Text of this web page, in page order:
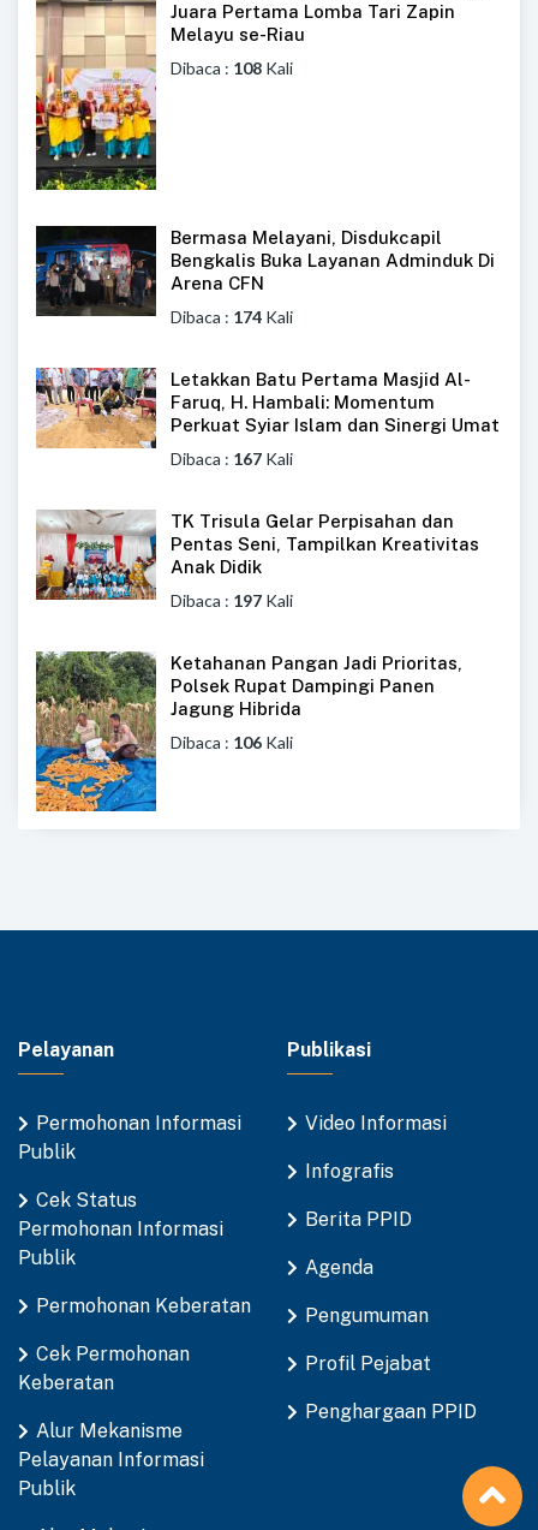
Juara Pertama Lomba Tari Zapin
Melayu se-Riau
Dibaca : 108 Kali
Bermasa Melayani, Disdukcapil
Bengkalis Buka Layanan Adminduk Di
Arena CFN
Dibaca : 174 Kali
Letakkan Batu Pertama Masjid Al-
Faruq, H. Hambali: Momentum
Perkuat Syiar Islam dan Sinergi Umat
Dibaca : 167 Kali
TK Trisula Gelar Perpisahan dan
Pentas Seni, Tampilkan Kreativitas
Anak Didik
Dibaca : 197 Kali
Ketahanan Pangan Jadi Prioritas,
Polsek Rupat Dampingi Panen
Jagung Hibrida
Dibaca : 106 Kali
Pelayanan
Permohonan Informasi
Publik
Cek Status
Permohonan Informasi
Publik
Permohonan Keberatan
Cek Permohonan
Keberatan
Alur Mekanisme
Pelayanan Informasi
Publik
Publikasi
Video Informasi
Infografis
Berita PPID
Agenda
Pengumuman
Profil Pejabat
Penghargaan PPID